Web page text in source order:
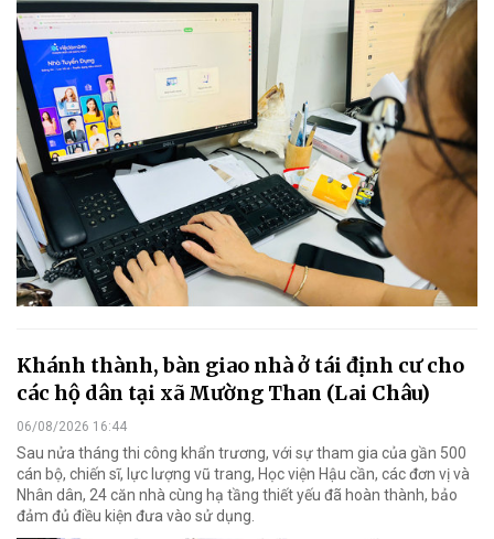
Khánh thành, bàn giao nhà ở tái định cư cho
các hộ dân tại xã Mường Than (Lai Châu)
06/08/2026 16:44
Sau nửa tháng thi công khẩn trương, với sự tham gia của gần 500
cán bộ, chiến sĩ, lực lượng vũ trang, Học viện Hậu cần, các đơn vị và
Nhân dân, 24 căn nhà cùng hạ tầng thiết yếu đã hoàn thành, bảo
đảm đủ điều kiện đưa vào sử dụng.